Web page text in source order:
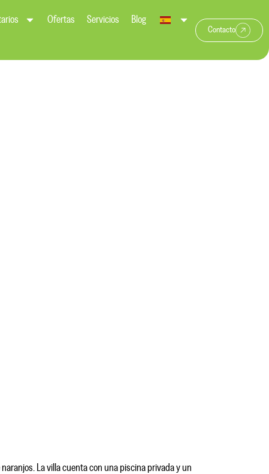
Ofertas Servicios Blog
Contacto
La villa cuenta con una piscina privada y un